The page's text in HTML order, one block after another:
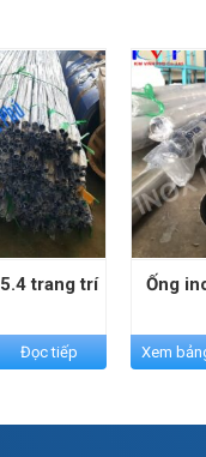
trang trí
Đọc tiếp
Ống
Xem